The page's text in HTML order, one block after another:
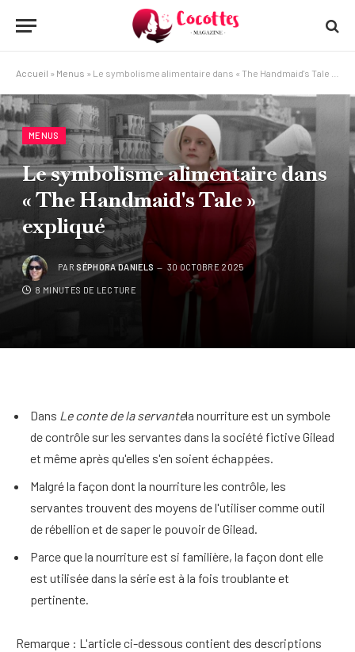
Accueil » Menus » Le symbolisme alimentaire dans « The Handmaid's Tale » expliqué
MENUS
Le symbolisme alimentaire dans
« The Handmaid's Tale »
expliqué
PAR SÉPHORA DANIELS 30 OCTOBRE 2025
8 MINUTES DE LECTURE
Dans Le conte de la servantela nourriture est un symbole
de contrôle sur les servantes dans la société fictive Gilead
et même après qu'elles s'en soient échappées.
Malgré la façon dont la nourriture les contrôle, les
servantes trouvent des moyens de l'utiliser comme outil
de rébellion et de saper le pouvoir de Gilead.
Parce que la nourriture est si familière, la façon dont elle
est utilisée dans la série est à la fois troublante et
pertinente.
Remarque : L'article ci-dessous contient des descriptions